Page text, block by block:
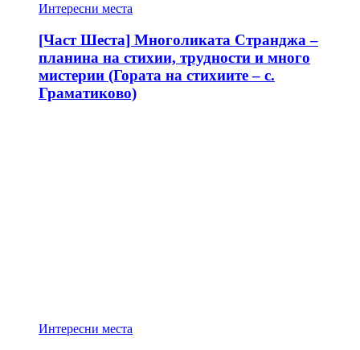
Интересни места
[Част Шеста] Многоликата Странджа –
планина на стихии, трудности и много
мистерии (Гората на стихиите – с.
Граматиково)
Интересни места